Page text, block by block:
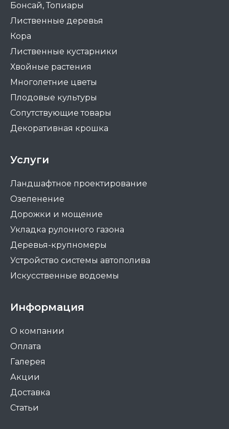
Бонсай, Топиары
Лиственные деревья
Кора
Лиственные кустарники
Хвойные растения
Многолетние цветы
Плодовые культуры
Сопутствующие товары
Декоративная крошка
Услуги
Ландшафтное проектирование
Озеленение
Дорожки и мощение
Укладка рулонного газона
Деревья-крупномеры
Устройство системы автополива
Искусственные водоемы
Информация
О компании
Оплата
Галерея
Акции
Доставка
Статьи